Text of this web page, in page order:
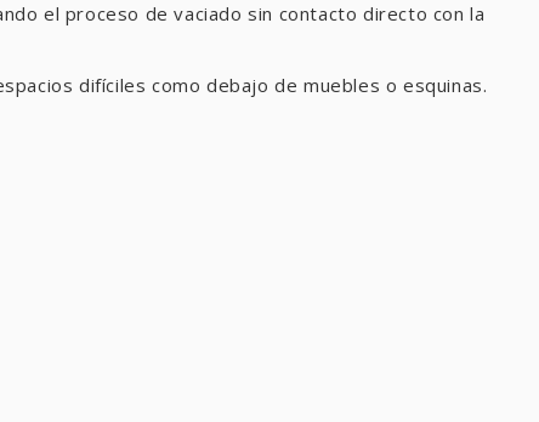
el proceso de vaciado sin contacto directo con la
difíciles como debajo de muebles o esquinas.